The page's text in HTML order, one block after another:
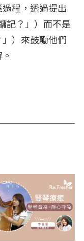
過程，透過提出
記？」）而不是
）來鼓勵他們